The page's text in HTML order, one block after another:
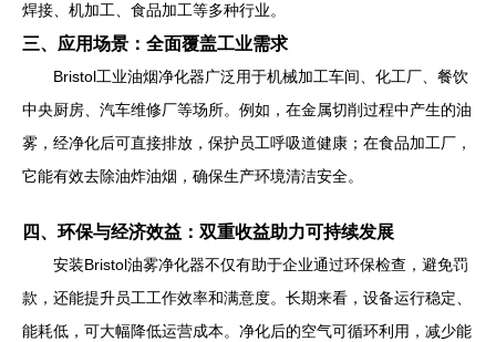
焊接、机加工、食品加工等多种行业。
三、应用场景：全面覆盖工业需求
Bristol工业油烟净化器广泛用于机械加工车间、化工厂、餐饮
中央厨房、汽车维修厂等场所。例如，在金属切削过程中产生的油
雾，经净化后可直接排放，保护员工呼吸道健康；在食品加工厂，
它能有效去除油炸油烟，确保生产环境清洁安全。
四、环保与经济效益：双重收益助力可持续发展
安装Bristol油雾净化器不仅有助于企业通过环保检查，避免罚
款，还能提升员工工作效率和满意度。长期来看，设备运行稳定、
能耗低，可大幅降低运营成本。净化后的空气可循环利用，减少能